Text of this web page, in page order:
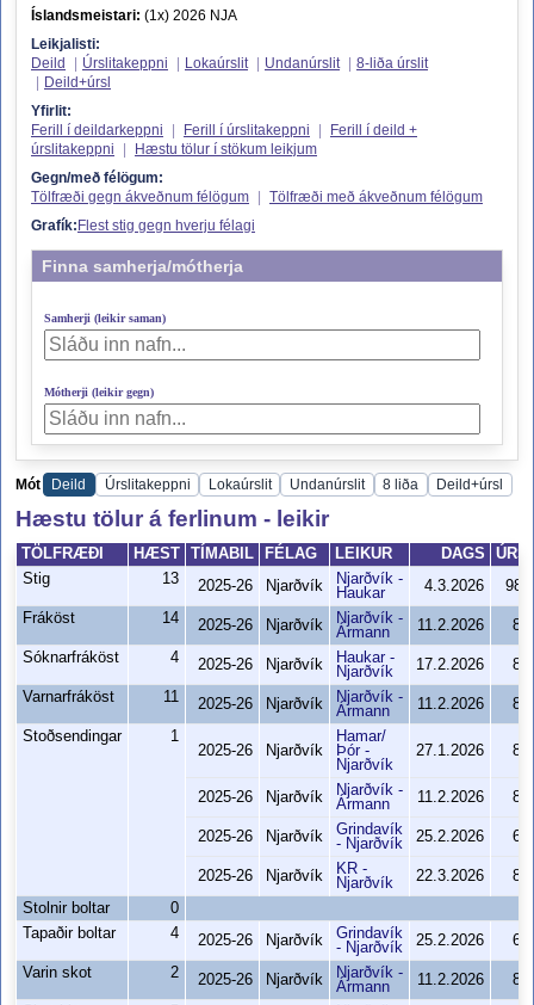
Íslandsmeistari: (1x) 2026 NJA
Leikjalisti:
Deild
Úrslitakeppni Lokaúrslit Undanúrslit
8-liða úrslit
Deild+úrsl
Yfirlit:
Ferill í deildarkeppni
Ferill í úrslitakeppni
Ferill í deild +
úrslitakeppni
Hæstu tölur í stökum leikjum
Gegn/með félögum:
Tölfræði gegn ákveðnum félögum
Tölfræði með ákveðnum félögum
Grafík: Flest stig gegn hverju félagi
Finna samherja/mótherja
Samherji (leikir saman)
Mótherji (leikir gegn)
Mót Deild Úrslitakeppni Lokaúrslit Undanúrslit 8 liða Deild+úrsl
Hæstu tölur á ferlinum - leikir
TÖLFRÆÐI HÆST TÍMABIL FÉLAG LEIKUR DAGS
Stig
13 2025-26 Njarðvík
Njarðvík -
Haukar
4.3.2026
98-
Fráköst
14 2025-26 Njarðvík
Njarðvík -
Ármann
11.2.2026
Sóknarfráköst
4 2025-26 Njarðvík
Haukar -
Njarðvík
17.2.2026
Varnarfráköst
11 2025-26 Njarðvík
Njarðvík -
Ármann
11.2.2026
Stoðsendingar
1
2025-26
Njarðvík
Hamar/
Þór -
Njarðvík
27.1.2026
2025-26 Njarðvík
Njarðvík -
Ármann
11.2.2026
2025-26 Njarðvík
Grindavík
- Njarðvík
25.2.2026
2025-26 Njarðvík
KR -
Njarðvík
22.3.2026
Stolnir boltar
0
Tapaðir boltar
4 2025-26 Njarðvík
Grindavík
- Njarðvík
25.2.2026
Varin skot
2 2025-26 Njarðvík
Njarðvík -
Ármann
11.2.2026